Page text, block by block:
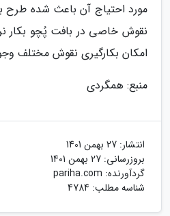
مورد احتیاج آن باعث شده
نقوش خاصی در بافت پُچو بکار
امکان بکارگیری نقوش مختلف
منبع: همگردی
انتشار: 27 بهمن 1401
بروزرسانی: 27 بهمن 1401
گردآورنده: pariha.com
شناسه مطلب: 4784